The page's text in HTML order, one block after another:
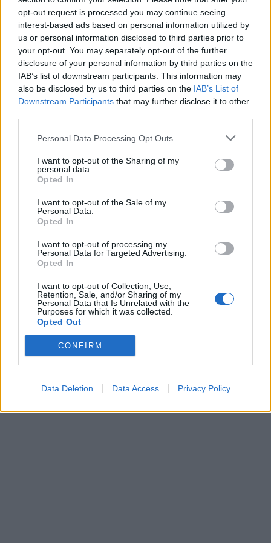
opt-out request is processed you may continue seeing
interest-based ads based on personal information utilized by
us or personal information disclosed to third parties prior to
your opt-out. You may separately opt-out of the further
disclosure of your personal information by third parties on the
IAB’s list of downstream participants. This information may
also be disclosed by us to third parties on the IAB’s List of
Downstream Participants that may further disclose it to other
Personal Data Processing Opt Outs
I want to opt-out of the Sharing of my
personal data.
Opted In
I want to opt-out of the Sale of my
Personal Data.
Opted In
I want to opt-out of processing my
Personal Data for Targeted Advertising.
Opted In
I want to opt-out of Collection, Use,
Retention, Sale, and/or Sharing of my
Personal Data that Is Unrelated with the
Purposes for which it was collected.
Opted Out
CONFIRM
Data Deletion Data Access Privacy Policy
πίεση και τις δυσκολίες πριν ξεκινήσουν οι απαιτητικοί
πρώτοι μήνες της γονεϊκότητας.
Το παιδικό δωμάτιο έχει σημασία. Ωστόσο η κουζίνα ίσως
είναι ο κατ' εξοχήν χώρος όπου ξεκινούν μερικές από τις
THE CONVERSATION.COM